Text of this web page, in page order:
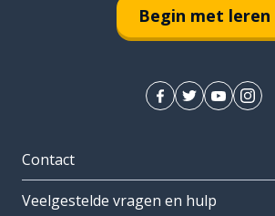
Begin met leren
Contact
Veelgestelde vragen en hulp